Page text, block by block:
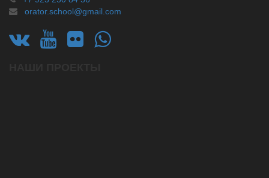
orator.school@gmail.com